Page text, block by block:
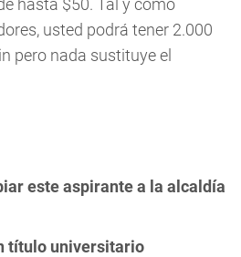
hasta $50. Tal y como
usted podrá tener 2.000
pero nada sustituye el
este aspirante a la alcaldía
título universitario